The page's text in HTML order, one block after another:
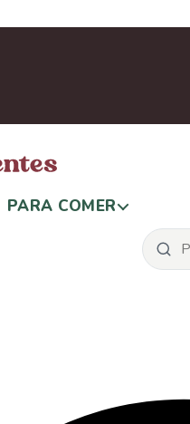
PARA COMER